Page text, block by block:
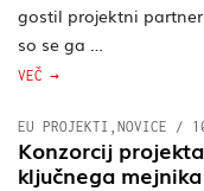
gostil projektni
so se ga …
VEČ
EU PROJEKTI NOVICE /
Konzorcij
ključnega mejnika